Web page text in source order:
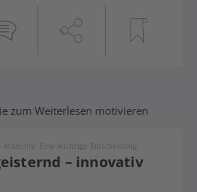
zum Weiterlesen motivieren
– innovativ
Academy: Eine Wichtige Entscheidung